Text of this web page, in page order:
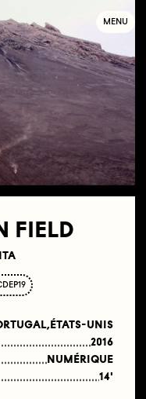
MENU
FIELD
UNIS
2016
NUMÉRIQUE
14'